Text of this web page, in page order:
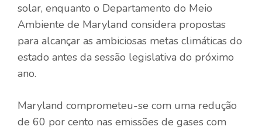
solar, enquanto o Departamento do Meio
Ambiente de Maryland considera propostas
para alcançar as ambiciosas metas climáticas do
estado antes da sessão legislativa do próximo
ano.
Maryland comprometeu-se com uma redução
de 60 por cento nas emissões de gases com